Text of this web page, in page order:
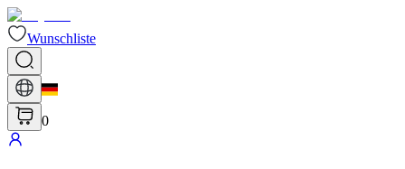
Wunschliste
0